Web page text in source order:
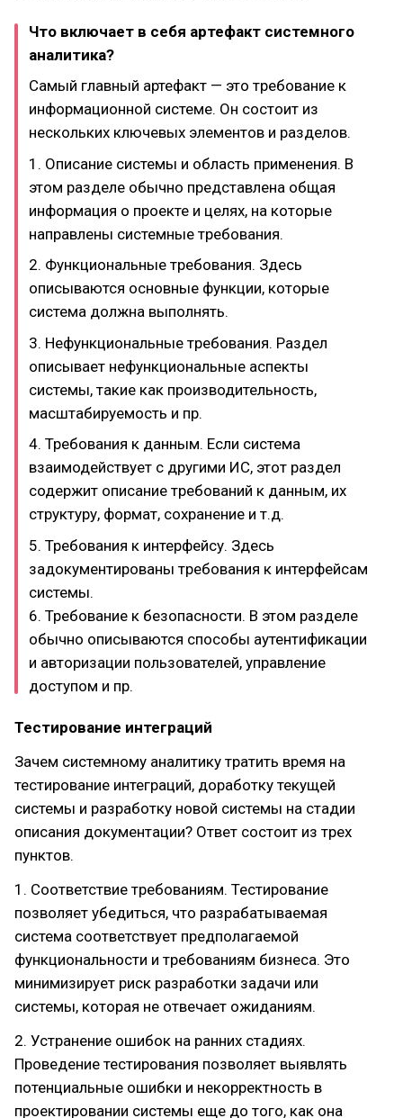
Что включает в себя артефакт системного
аналитика?
Самый главный артефакт — это требование к
информационной системе. Он состоит из
нескольких ключевых элементов и разделов.
1. Описание системы и область применения. В
этом разделе обычно представлена общая
информация о проекте и целях, на которые
направлены системные требования.
2. Функциональные требования. Здесь
описываются основные функции, которые
система должна выполнять.
3. Нефункциональные требования. Раздел
описывает нефункциональные аспекты
системы, такие как производительность,
масштабируемость и пр.
4. Требования к данным. Если система
взаимодействует с другими ИС, этот раздел
содержит описание требований к данным, их
структуру, формат, сохранение и т.д.
5. Требования к интерфейсу. Здесь
задокументированы требования к интерфейсам
системы.
6. Требование к безопасности. В этом разделе
обычно описываются способы аутентификации
и авторизации пользователей, управление
доступом и пр.
Тестирование интеграций
Зачем системному аналитику тратить время на
тестирование интеграций, доработку текущей
системы и разработку новой системы на стадии
описания документации? Ответ состоит из трех
пунктов.
1. Соответствие требованиям. Тестирование
позволяет убедиться, что разрабатываемая
система соответствует предполагаемой
функциональности и требованиям бизнеса. Это
минимизирует риск разработки задачи или
системы, которая не отвечает ожиданиям.
2. Устранение ошибок на ранних стадиях.
Проведение тестирования позволяет выявлять
потенциальные ошибки и некорректность в
проектировании системы еще до того, как она